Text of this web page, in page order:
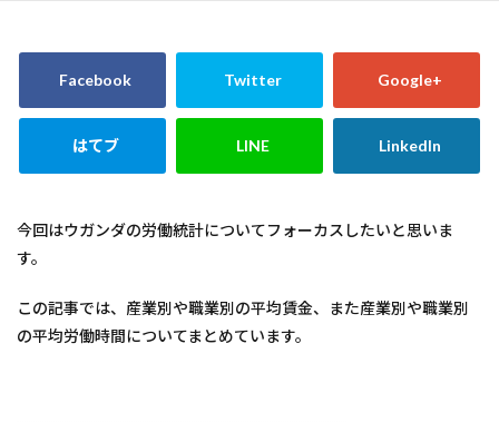
今回はウガンダの労働統計についてフォーカスしたいと思いま
す。
この記事では、産業別や職業別の平均賃金、また産業別や職業別
の平均労働時間についてまとめています。